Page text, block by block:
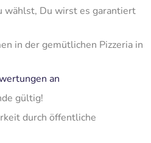
wählst, Du wirst es garantiert
in der gemütlichen Pizzeria in
an
gültig!
durch öffentliche